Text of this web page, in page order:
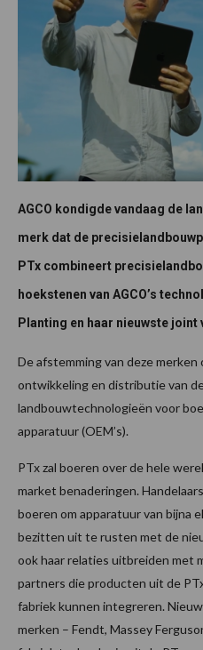
AGCO kondigde vandaag de
merk dat de
PTx combineert
hoekstenen van AGCO’s
Planting en haar nieuwste joint
De afstemming van deze
ontwikkeling en distributie van
landbouwtechnologieën voor
apparatuur (OEM’s).
PTx zal boeren over de hele
market benaderingen.
boeren om apparatuur van bijna
bezitten uit te rusten met de
ook haar relaties uitbreiden met
partners die producten uit de
fabriek kunnen integreren.
merken – Fendt, Massey